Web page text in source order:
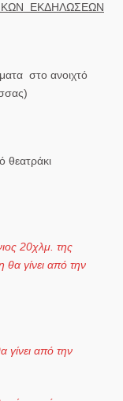
ΕΚΔΗΛΩΣΕΩΝ
στο ανοιχτό
θεατράκι
20χλμ. της
γίνει από την
από την